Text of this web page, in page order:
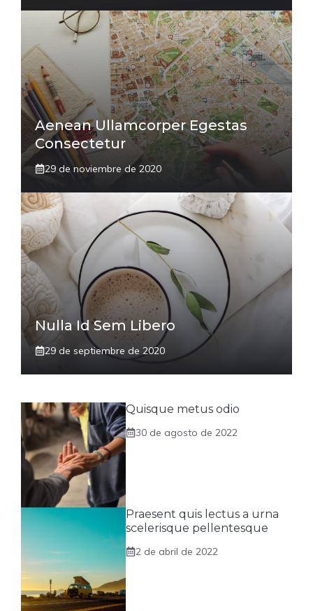
Aenean Ullamcorper Egestas
Consectetur
29 de noviembre de 2020
Nulla Id Sem Libero
29 de septiembre de 2020
Quisque metus odio
30 de agosto de 2022
Praesent quis lectus a urna
scelerisque pellentesque
2 de abril de 2022